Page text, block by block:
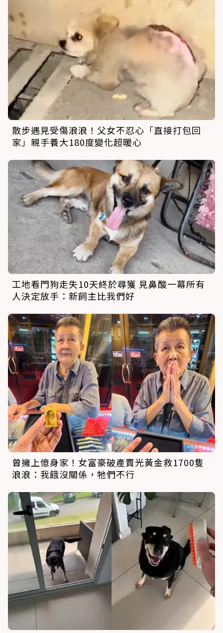
散步遇見受傷浪浪！父女不忍心「直接打包回
家」親手養大180度變化超暖心
工地看門狗走失10天終於尋獲 見鼻酸一幕所有
人決定放手：新飼主比我們好
曾擁上億身家！女富豪破產賣光黃金救1700隻
浪浪：我餓沒關係，牠們不行